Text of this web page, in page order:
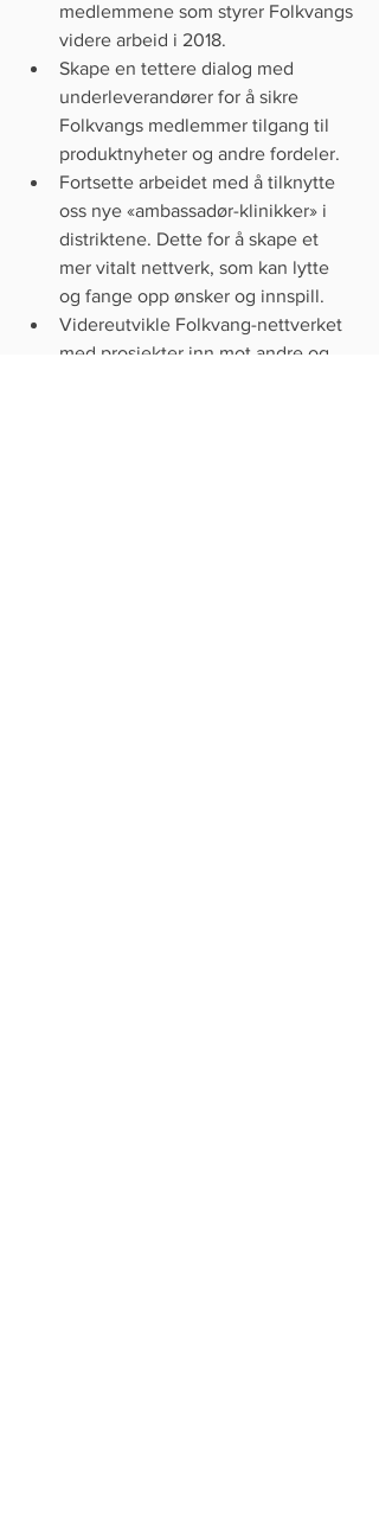
medlemmene som styrer Folkvangs
videre arbeid i 2018.
Skape en tettere dialog med
underleverandører for å sikre
Folkvangs medlemmer tilgang til
produktnyheter og andre fordeler.
Fortsette arbeidet med å tilknytte
oss nye «ambassadør-klinikker» i
distriktene. Dette for å skape et
mer vitalt nettverk, som kan lytte
og fange opp ønsker og innspill.
Videreutvikle Folkvang-nettverket
med prosjekter inn mot andre og